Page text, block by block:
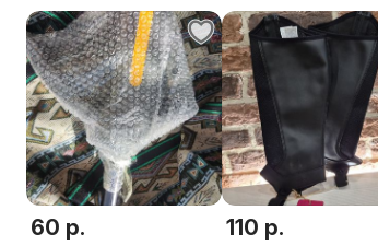
60 р. 110 р.